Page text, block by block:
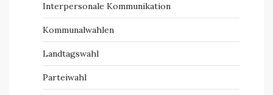
Interpersonale Kommunikation
Kommunalwahlen
Landtagswahl
Parteiwahl